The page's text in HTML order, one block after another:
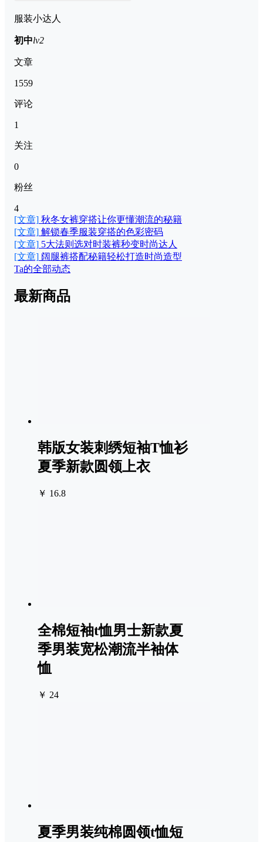
服装小达人
初中lv2
文章
1559
评论
1
关注
0
粉丝
4
[文章] 秋冬女裤穿搭让你更懂潮流的秘籍
[文章] 解锁春季服装穿搭的色彩密码
[文章] 5大法则选对时装裤秒变时尚达人
[文章] 阔腿裤搭配秘籍轻松打造时尚造型
Ta的全部动态
最新商品
韩版女装刺绣短袖T恤衫
夏季新款圆领上衣
￥ 16.8
全棉短袖t恤男士新款夏
季男装宽松潮流半袖体
恤
￥ 24
夏季男装纯棉圆领t恤短